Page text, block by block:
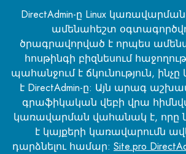
DirectAdmin-ը Linux
ամենահեշտ
ծրագրավորված է որպես
հոսթինգի բիզնեսում
պահանջում է ճկունություն,
է DirectAdmin-ը: Այն արագ
գրաֆիկական վեբի վրա
կառավարման վահանակ է,
է կայքերի կառավարումն
դարձնելու համար: Site.pro